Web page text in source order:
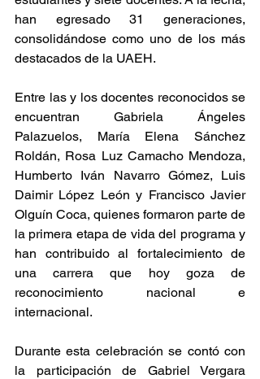
han egresado 31 generaciones,
consolidándose como uno de los más
destacados de la UAEH.
Entre las y los docentes reconocidos se
encuentran Gabriela Ángeles
Palazuelos, María Elena Sánchez
Roldán, Rosa Luz Camacho Mendoza,
Humberto Iván Navarro Gómez, Luis
Daimir López León y Francisco Javier
Olguín Coca, quienes formaron parte de
la primera etapa de vida del programa y
han contribuido al fortalecimiento de
una carrera que hoy goza de
reconocimiento nacional e
internacional.
Durante esta celebración se contó con
la participación de Gabriel Vergara